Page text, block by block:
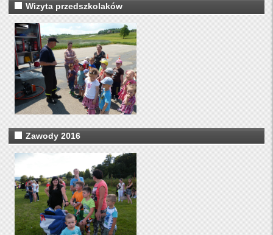
Wizyta przedszkolaków
Zawody 2016